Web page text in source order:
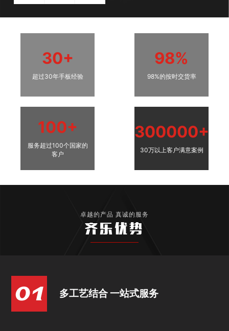
30+
超过30年手板经验
98%
98%的按时交货率
100+
服务超过100个国家的
客户
300000+
30万以上客户满意案例
卓越的产品 真诚的服务
齐乐优势
多工艺结合 一站式服务